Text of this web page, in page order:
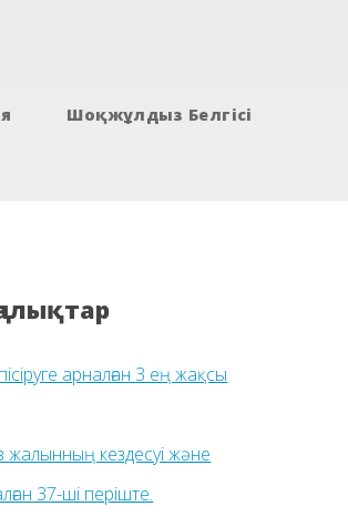
Шоқжұлдыз Белгісі
арналған 3 ең жақсы
жалынның кездесуі және
37-ші періште.